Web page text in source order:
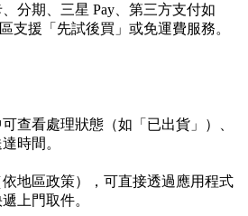
分期、三星 Pay、第三方支付如
支援「先試後買」或免運費服務。
查看處理狀態（如「已出貨」）、
時間。
地區政策），可直接透過應用程式
上門取件。